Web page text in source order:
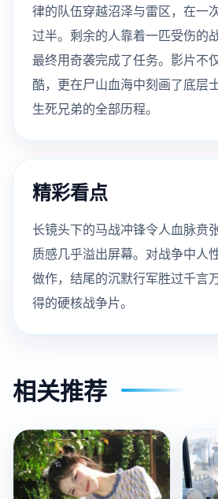
律的队伍穿越沼泽与雷区，在一
过半。剩余的人靠着一匹受伤的
最终用奇袭完成了任务。影片不
酷，更在尸山血海中刻画了底层
生死兄弟的全部历程。
精彩看点
长镜头下的马战冲锋令人血脉贲
质感几乎溢出屏幕。对战争中人
做作，结尾的沉默行军胜过千言
得的硬核战争片。
相关推荐